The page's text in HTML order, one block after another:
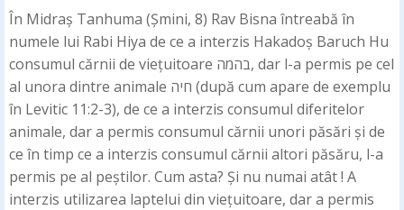
În Midraș Tanhuma (Șmini, 8) Rav Bisna întreabă în
numele lui Rabi Hiya de ce a interzis Hakadoș Baruch Hu
consumul cărnii de viețuitoare בהמה, dar l-a permis pe cel
al unora dintre animale חיה (după cum apare de exemplu
în Levitic 11:2-3), de ce a interzis consumul diferitelor
animale, dar a permis consumul cărnii unori păsări și de
ce în timp ce a interzis consumul cărnii altori păsăru, l-a
permis pe al peștilor. Cum asta? Și nu numai atât ! A
interzis utilizarea laptelui din viețuitoare, dar a permis